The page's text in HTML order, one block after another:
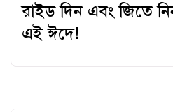
রাইড দিন এবং জিতে
এই ঈদে!